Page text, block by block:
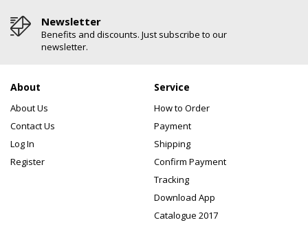
Newsletter
Benefits and discounts. Just subscribe to our
newsletter.
About
About Us
Contact Us
Log In
Register
Service
How to Order
Payment
Shipping
Confirm Payment
Tracking
Download App
Catalogue 2017